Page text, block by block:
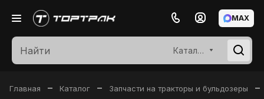
Каталог
MAX
Главная – Каталог – Запчасти на тракторы и бульдозеры –